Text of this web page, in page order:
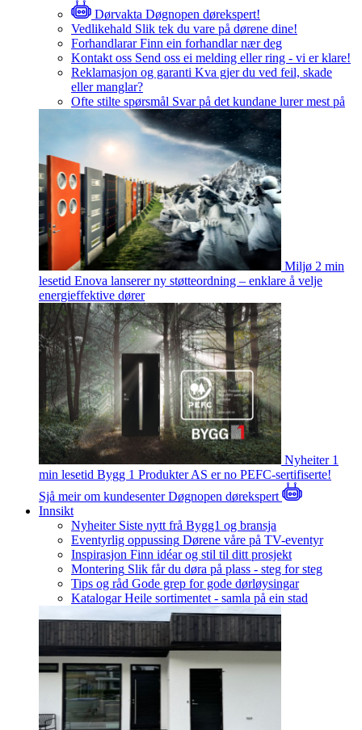
Dørvakta Døgnopen dørekspert!
Vedlikehald Slik tek du vare på dørene dine!
Forhandlarar Finn ein forhandlar nær deg
Kontakt oss Send oss ei melding eller ring - vi er klare!
Reklamasjon og garanti Kva gjer du ved feil, skade
eller manglar?
Ofte stilte spørsmål Svar på det kundane lurer mest på
Miljø 2 min
lesetid Enova lanserer ny støtteordning – enklare å velje
energieffektive dører
Nyheiter 1
min lesetid Bygg 1 Produkter AS er no PEFC-sertifiserte!
Sjå meir om kundesenterDøgnopen dørekspert
Innsikt
Nyheiter Siste nytt frå Bygg1 og bransja
Eventyrlig oppussing Dørene våre på TV-eventyr
Inspirasjon Finn idéar og stil til ditt prosjekt
Montering Slik får du døra på plass - steg for steg
Tips og råd Gode grep for gode dørløysingar
Katalogar Heile sortimentet - samla på ein stad